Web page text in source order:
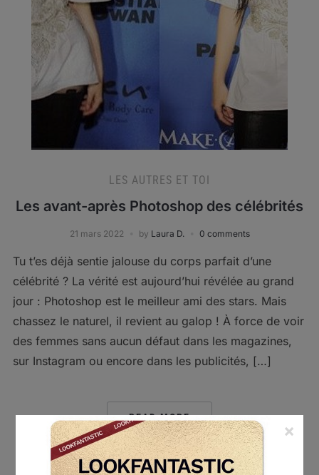
LES AUTRES ET TOI
Les avant-après Photoshop des célébrités
21 mars 2022 by Laura D. 0 comments
Tu t’es déjà sentie jalouse du corps parfait d’une
célébrité ? La vérité est aujourd’hui révélée au grand
jour : Photoshop est le meilleur ami des stars. Mais
chassez le naturel, il revient au galop ! À force de voir
des femmes sans aucun défaut dans les magazines,
sur Instagram ou encore dans les publicités, […]
READ MORE
×